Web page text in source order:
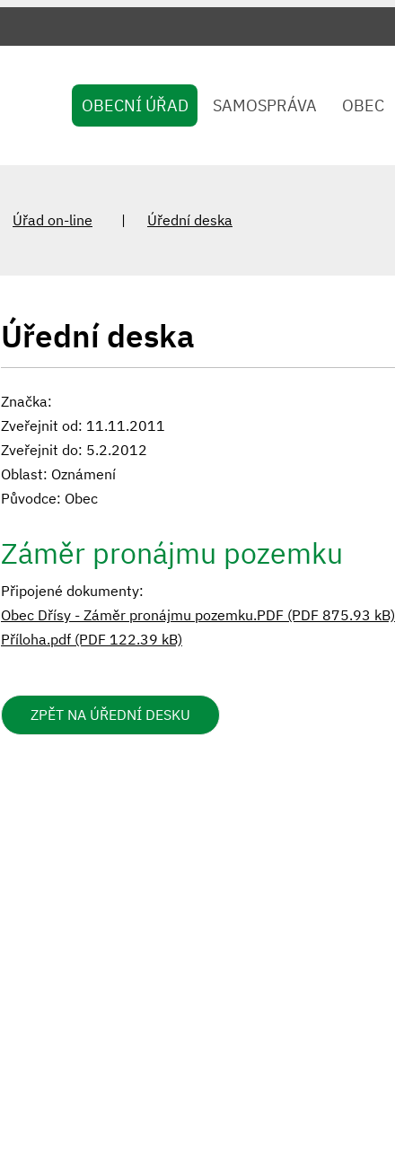
OBECNÍ ÚŘAD SAMOSPRÁVA OBEC
Úřad on-line Úřední deska
Úřední deska
Značka:
Zveřejnit od: 11.11.2011
Zveřejnit do: 5.2.2012
Oblast: Oznámení
Původce: Obec
Záměr pronájmu pozemku
Připojené dokumenty:
Obec Dřísy - Záměr pronájmu pozemku.PDF (PDF 875.93 kB)
Příloha.pdf (PDF 122.39 kB)
ZPĚT NA ÚŘEDNÍ DESKU